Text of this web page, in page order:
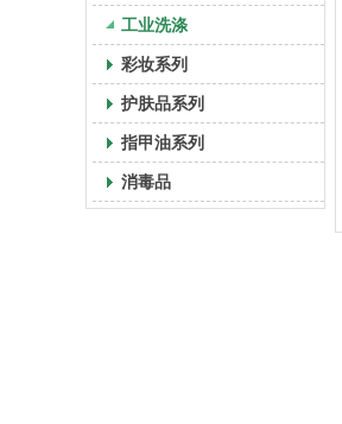
工业洗涤
彩妆系列
护肤品系列
指甲油系列
消毒品